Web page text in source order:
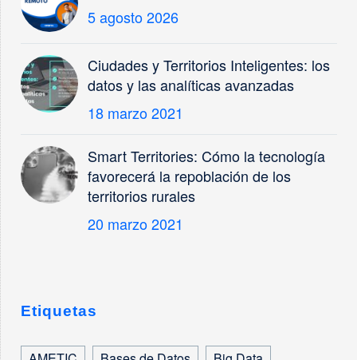
5 agosto 2026
Ciudades y Territorios Inteligentes: los
datos y las analíticas avanzadas
18 marzo 2021
Smart Territories: Cómo la tecnología
favorecerá la repoblación de los
territorios rurales
20 marzo 2021
Etiquetas